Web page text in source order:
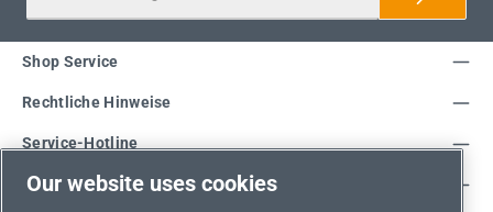
Service-Hotline
Shop Service
Rechtliche Hinweise
Unsere Vorteile
Our website uses cookies